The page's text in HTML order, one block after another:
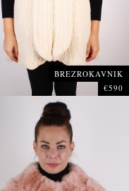
BREZROKAVNIK
€590